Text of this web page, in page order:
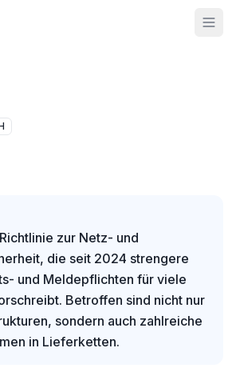
zur Netz- und
die seit 2024 strengere
und Meldepflichten für viele
Betroffen sind nicht nur
sondern auch zahlreiche
in Lieferketten.